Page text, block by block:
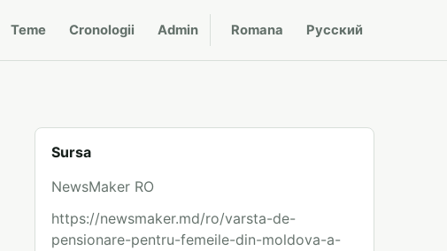
Teme Cronologii Admin Romana Русский
Sursa
NewsMaker RO
https://newsmaker.md/ro/varsta-de-
pensionare-pentru-femeile-din-moldova-a-